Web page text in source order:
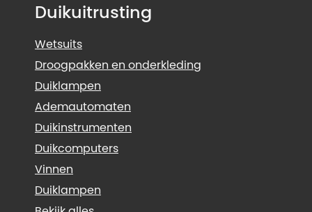
Duikuitrusting
Wetsuits
Droogpakken en onderkleding
Duiklampen
Ademautomaten
Duikinstrumenten
Duikcomputers
Vinnen
Duiklampen